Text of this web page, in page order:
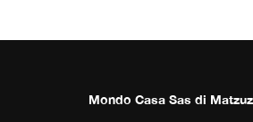
Mondo Casa Sas di